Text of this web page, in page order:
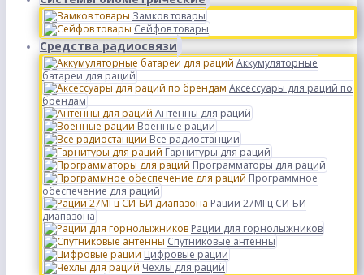
Замков товары
Сейфов товары
Средства радиосвязи
Аккумуляторные
батареи для раций
Аксессуары для раций по
брендам
Антенны для раций
Военные рации
Все радиостанции
Гарнитуры для раций
Программаторы для раций
Программное
обеспечение для раций
Рации 27МГц СИ-БИ
диапазона
Рации для горнолыжников
Спутниковые антенны
Цифровые рации
Чехлы для раций